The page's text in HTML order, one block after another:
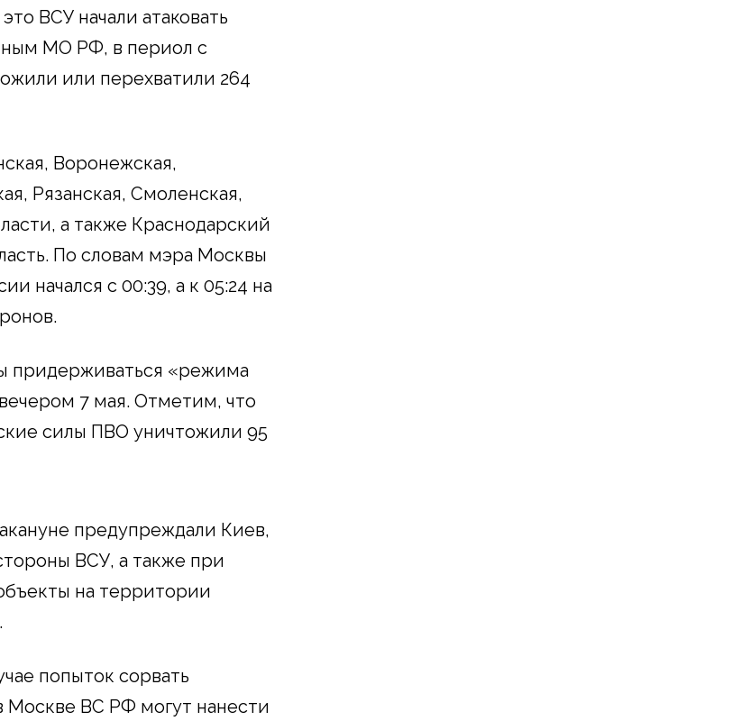
ВСУ начали атаковать
МО РФ, в периол с
или перехватили 264
Воронежская,
Рязанская, Смоленская,
а также Краснодарский
По словам мэра Москвы
начался с 00:39, а к 05:24 на
придерживаться «режима
7 мая. Отметим, что
силы ПВО уничтожили 95
предупреждали Киев,
ВСУ, а также при
на территории
попыток сорвать
Москве ВС РФ могут нанести